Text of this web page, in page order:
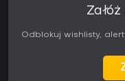
Odblokuj wishlisty,